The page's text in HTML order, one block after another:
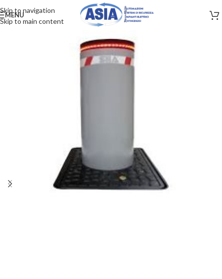
Skip to navigation
Skip to main content
MENU